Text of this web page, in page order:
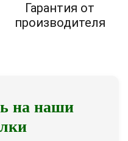
Гарантия от
производителя
на наши